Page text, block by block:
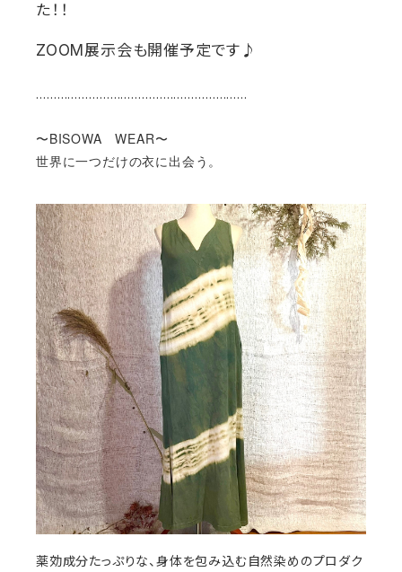
た！！
ZOOM 展示会も開催予定です♪
……………………………………………………
〜BISOWA WEAR〜
世界に一つだけの衣に出会う。
薬効成分たっぷりな、身体を包み込む自然染めのプロダク